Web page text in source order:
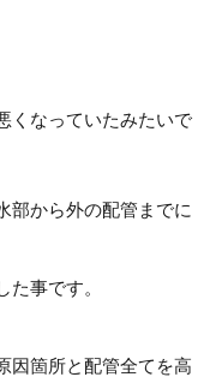
くなっていたみたいで
部から外の配管までに
事です。
因箇所と配管全てを高